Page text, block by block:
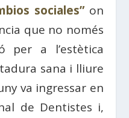
sociales”on
que no només
per a l’estètica
sana i lliure
va ingressar en
de Dentistes i,